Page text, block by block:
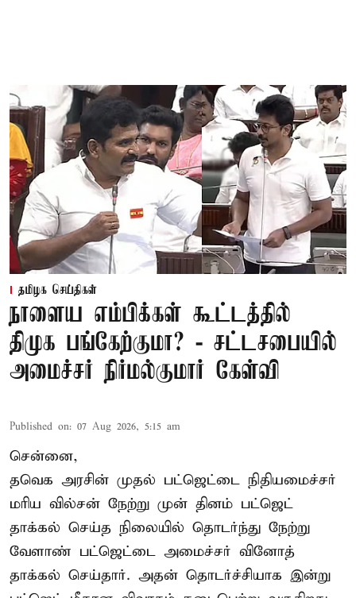
தமிழக செய்திகள்
நாளைய எம்பிக்கள் கூட்டத்தில்
திமுக பங்கேற்குமா? - சட்டசபையில்
அமைச்சர் நிர்மல்குமார் கேள்வி
Published on: 07 Aug 2026, 5:15 am
சென்னை,
தவெக அரசின் முதல் பட்ஜெட்டை நிதியமைச்சர்
மரிய வில்சன் நேற்று முன் தினம் பட்ஜெட்
தாக்கல் செய்த நிலையில் தொடர்ந்து நேற்று
வேளாண் பட்ஜெட்டை அமைச்சர் வினோத்
தாக்கல் செய்தார். அதன் தொடர்ச்சியாக இன்று